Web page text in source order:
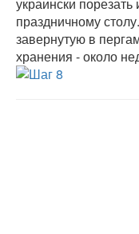
праздничному
завернутую в
хранения - около